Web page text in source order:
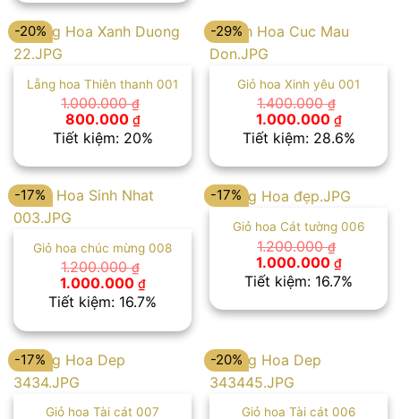
750.000 ₫.
-20%
Lẵng hoa Thiên thanh 001
1.000.000₫
Giá
gốc
là:
800.000 ₫Giá
hiện
tại
800.000 ₫.
Tiết kiệm: 20%
-29%
Giỏ hoa Xinh yêu 001
1.400.000₫
Giá
gốc
là:
1.000.000 ₫Giá
hiện
tại
Tiết kiệm: 28.6%
-17%
Giỏ hoa chúc mừng 008
1.200.000₫
Giá
gốc
là:
1.000.000 ₫Giá
hiện
tại
1.000.000 ₫.
Tiết kiệm: 16.7%
-17%
Giỏ hoa Cát tường 006
1.200.000₫
Giá
gốc
là:
1.000.000 ₫Giá
hiện
tại
Tiết kiệm: 16.7%
-17%
Giỏ hoa Tài cát 007
-20%
Giỏ hoa Tài cát 006